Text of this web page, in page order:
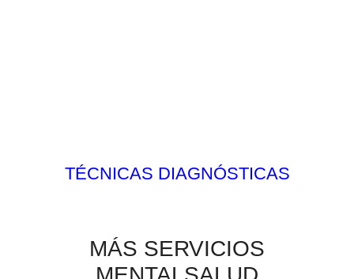
TÉCNICAS DIAGNÓSTICAS
MÁS SERVICIOS